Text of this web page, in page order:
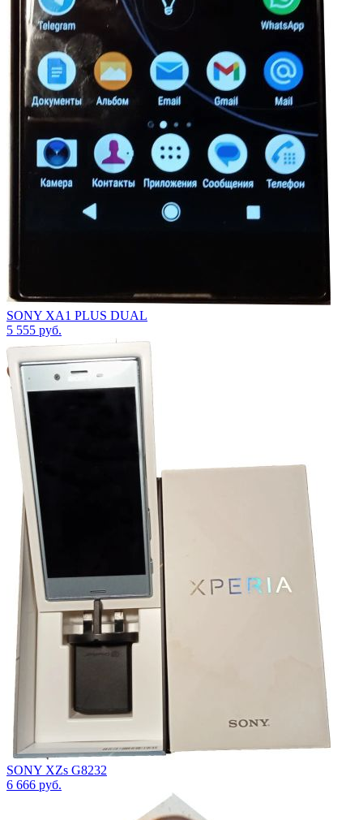
SONY XA1 PLUS DUAL
5 555 руб.
SONY XZs G8232
6 666 руб.